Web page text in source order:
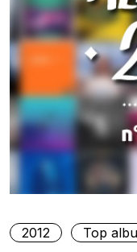
2012 Top